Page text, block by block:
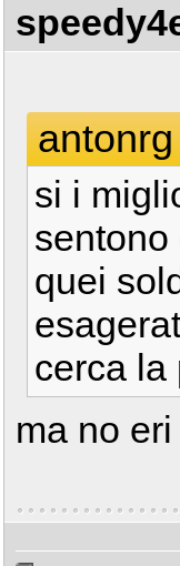
si i
quei
cerca
ma no